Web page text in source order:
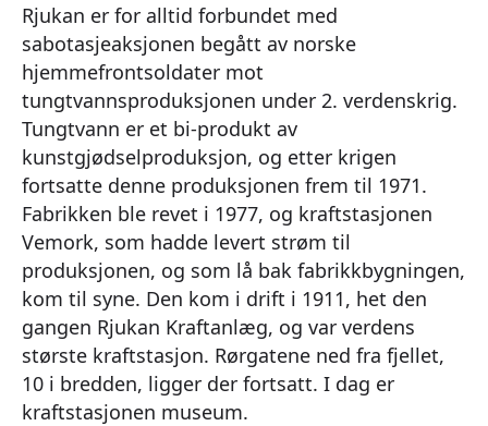
Rjukan er for alltid forbundet med
sabotasjeaksjonen begått av norske
hjemmefrontsoldater mot
tungtvannsproduksjonen under 2. verdenskrig.
Tungtvann er et bi-produkt av
kunstgjødselproduksjon, og etter krigen
fortsatte denne produksjonen frem til 1971.
Fabrikken ble revet i 1977, og kraftstasjonen
Vemork, som hadde levert strøm til
produksjonen, og som lå bak fabrikkbygningen,
kom til syne. Den kom i drift i 1911, het den
gangen Rjukan Kraftanlæg, og var verdens
største kraftstasjon. Rørgatene ned fra fjellet,
10 i bredden, ligger der fortsatt. I dag er
kraftstasjonen museum.